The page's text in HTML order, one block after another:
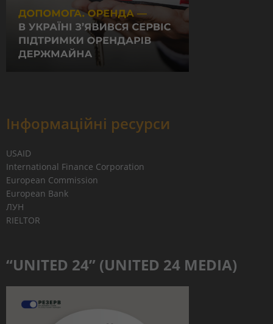
Інформаційні ресурси
USAID
International Finance Corporation
European Commission
European Bank
ЛУН
RIELTOR
“UNITED 24” (UNITED 24 MEDIA)